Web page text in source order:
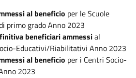
al beneficio per le Scuole
primo grado Anno 2023
beneficiari ammessial
Educativi/Riabilitativi Anno 2023
al beneficio per i Centri Socio-
2023